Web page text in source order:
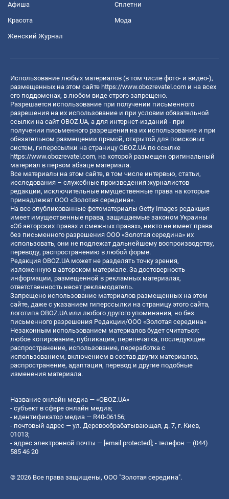
Афиша Сплетни
Красота Мода
Женский Журнал
Использование любых материалов (в том числе фото- и видео-),
размещенных на этом сайте https://www.obozrevatel.com и на всех
его поддоменах, в любом виде строго запрещено.
Разрешается использование при получении письменного
разрешения на их использование и при условии обязательной
ссылки на сайт OBOZ.UA, а для интернет-изданий - при
получении письменного разрешения на их использование и при
обязательном размещении прямой, открытой для поисковых
систем, гиперссылки на страницу OBOZ.UA по ссылке
https://www.obozrevatel.com, на которой размещен оригинальный
материал в первом абзаце материала.
Все материалы на этом сайте, в том числе интервью, статьи,
исследования – служебные произведения журналистов
редакции, исключительные имущественные права на которые
принадлежат ООО «Золотая середина».
На все опубликованные фотоматериалы Getty Images редакция
имеет имущественные права, защищаемые законом Украины
«Об авторских правах и смежных правах», никто не имеет права
без письменного разрешения ООО «Золотая середина» их
использовать, они не подлежат дальнейшему воспроизводству,
переводу, распространению в любой форме.
Редакция OBOZ.UA может не разделять точку зрения,
изложенную в авторском материале. За достоверность
информации, размещенной в рекламных материалах,
ответственность несет рекламодатель.
Запрещено использование материалов размещенных на этом
сайте, даже с указанием гиперссылки на страницу этого сайта,
логотипа OBOZ.UA или любого другого упоминания, но без
письменного разрешения Редакции/ООО «Золотая середина»
Незаконным использованием материалов будет считаться:
любое копирование, публикация, перепечатка, последующее
распространение, использование, переработка с
использованием, включением в состав других материалов,
распространение, адаптация, перевод и другие подобные
изменения материала.
Название онлайн медиа — «OBOZ.UA»
- субъект в сфере онлайн медиа;
- идентификатор медиа — R40-06156;
- почтовый адрес — ул. Деревообрабатывающая, д. 7, г. Киев,
01013;
- адрес электронной почты — [email protected] ; - телефон — (044)
585 46 20
© 2026 Все права защищены, ООО "Золотая середина".